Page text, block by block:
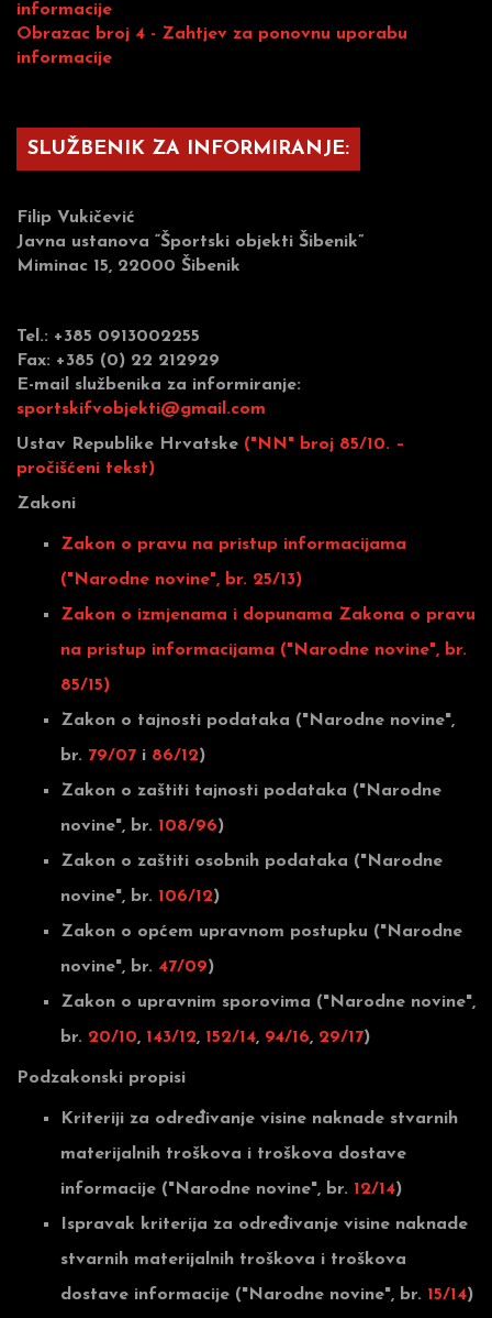
informacije
Obrazac broj 4 - Zahtjev za ponovnu uporabu
informacije
SLUŽBENIK ZA INFORMIRANJE:
Filip Vukičević
Javna ustanova “Športski objekti Šibenik”
Miminac 15, 22000 Šibenik
Tel.: +385 0913002255
Fax: +385 (0) 22 212929
E-mail službenika za informiranje:
sportskifvobjekti@gmail.com
Ustav Republike Hrvatske ("NN" broj 85/10. –
pročišćeni tekst)
Zakoni
Zakon o pravu na pristup informacijama
("Narodne novine", br. 25/13)
Zakon o izmjenama i dopunama Zakona o pravu
na pristup informacijama ("Narodne novine", br.
85/15)
Zakon o tajnosti podataka ("Narodne novine",
br. 79/07 i 86/12)
Zakon o zaštiti tajnosti podataka ("Narodne
novine", br. 108/96)
Zakon o zaštiti osobnih podataka ("Narodne
novine", br. 106/12)
Zakon o općem upravnom postupku ("Narodne
novine", br. 47/09)
Zakon o upravnim sporovima ("Narodne novine",
br. 20/10, 143/12, 152/14, 94/16, 29/17)
Podzakonski propisi
Kriteriji za određivanje visine naknade stvarnih
materijalnih troškova i troškova dostave
informacije ("Narodne novine", br. 12/14)
Ispravak kriterija za određivanje visine naknade
stvarnih materijalnih troškova i troškova
dostave informacije ("Narodne novine", br. 15/14)